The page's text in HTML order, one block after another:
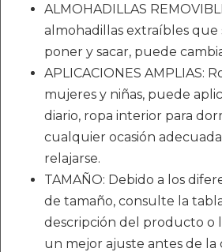
ALMOHADILLAS
almohadillas extraíbles que
poner y sacar, puede
APLICACIONES AMPLIAS:
mujeres y niñas, puede
diario, ropa interior para
cualquier ocasión
relajarse.
TAMAÑO: Debido a los
de tamaño, consulte la
descripción del producto o
un mejor ajuste antes de la